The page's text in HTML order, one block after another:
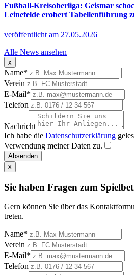
Fußball-Kreisoberliga: Geismar
Leinefelde erobert Tabellenführung
veröffentlicht am 27.05.2026
Alle News ansehen
x
Name*
Verein
E-Mail*
Telefon
Nachricht
Ich habe die Datenschutzerklärung
Verwendung meiner Daten zu.
Absenden
x
Sie haben Fragen zum
Gern können Sie über das
treten.
Name*
Verein
E-Mail*
Telefon